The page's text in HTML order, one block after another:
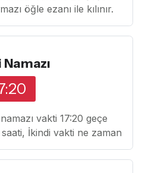
öğle ezanı ile kılınır.
vakti 17:20 geçe
İkindi vakti ne zaman